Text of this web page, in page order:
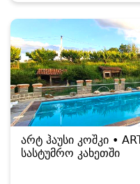
არტ ჰაუსი კოშკი •
სასტუმრო კახეთში